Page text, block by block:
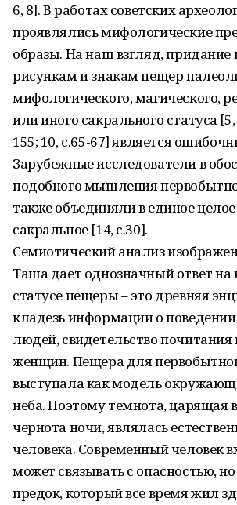
6, 8]. В работах советских
проявлялись мифологические
образы. На наш взгляд,
рисункам и знакам пещер
мифологического, магического,
или иного сакрального статуса [5,
155; 10, с.65-67] является
Зарубежные исследователи в
подобного мышления
также объединяли в единое
сакральное [14, с.30].
Семиотический анализ
Таша дает однозначный ответ на
статусе пещеры – это древняя
кладезь информации о
людей, свидетельство почитания
женщин. Пещера для
выступала как модель
неба. Поэтому темнота, царящая
чернота ночи, являлась
человека. Современный человек
может связывать с опасностью,
предок, который все время жил